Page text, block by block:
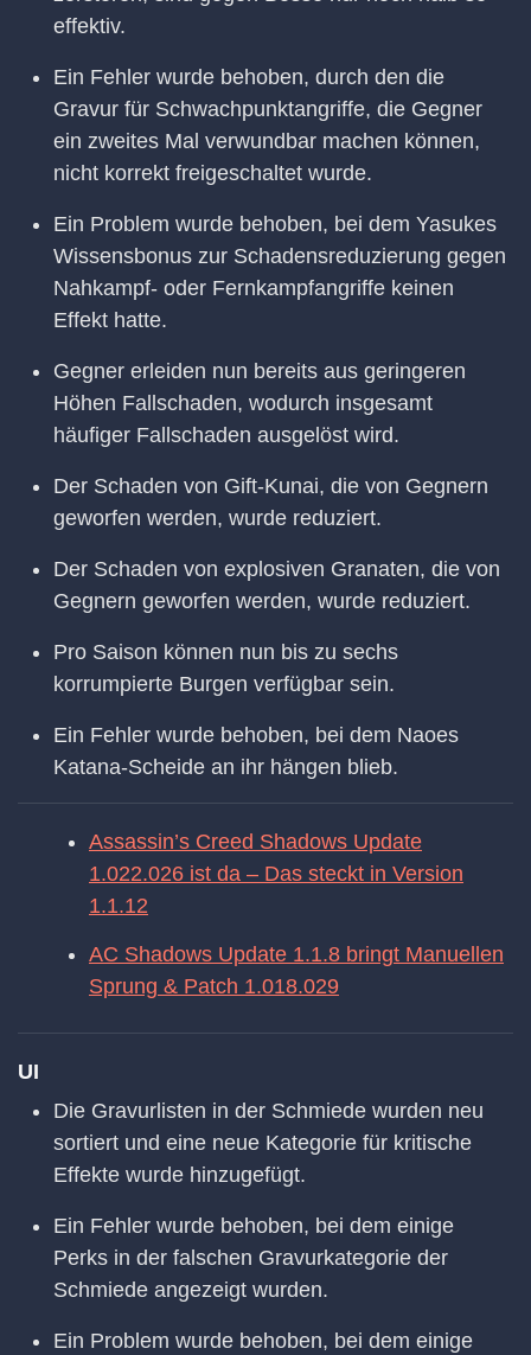
effektiv.
Ein Fehler wurde behoben, durch den die
Gravur für Schwachpunktangriffe, die Gegner
ein zweites Mal verwundbar machen können,
nicht korrekt freigeschaltet wurde.
Ein Problem wurde behoben, bei dem Yasukes
Wissensbonus zur Schadensreduzierung gegen
Nahkampf- oder Fernkampfangriffe keinen
Effekt hatte.
Gegner erleiden nun bereits aus geringeren
Höhen Fallschaden, wodurch insgesamt
häufiger Fallschaden ausgelöst wird.
Der Schaden von Gift-Kunai, die von Gegnern
geworfen werden, wurde reduziert.
Der Schaden von explosiven Granaten, die von
Gegnern geworfen werden, wurde reduziert.
Pro Saison können nun bis zu sechs
korrumpierte Burgen verfügbar sein.
Ein Fehler wurde behoben, bei dem Naoes
Katana-Scheide an ihr hängen blieb.
Assassin’s Creed Shadows Update
1.022.026 ist da – Das steckt in Version
1.1.12
AC Shadows Update 1.1.8 bringt Manuellen
Sprung & Patch 1.018.029
UI
Die Gravurlisten in der Schmiede wurden neu
sortiert und eine neue Kategorie für kritische
Effekte wurde hinzugefügt.
Ein Fehler wurde behoben, bei dem einige
Perks in der falschen Gravurkategorie der
Schmiede angezeigt wurden.
Ein Problem wurde behoben, bei dem einige